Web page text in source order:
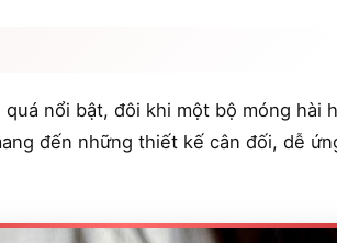
nổi bật, đôi khi một bộ móng hài
đến những thiết kế cân đối, dễ